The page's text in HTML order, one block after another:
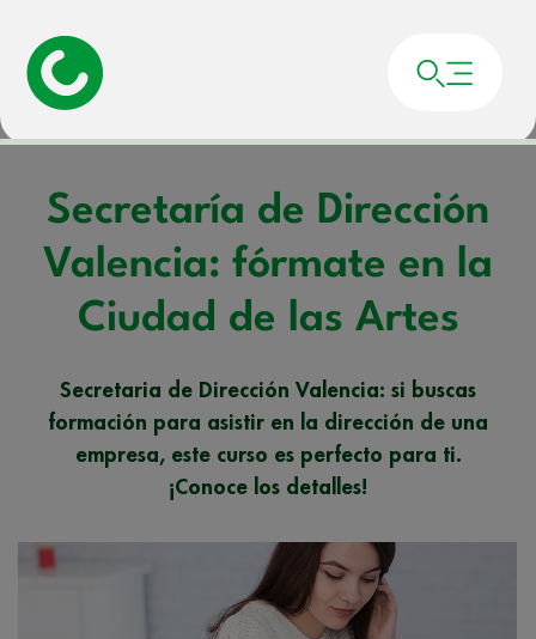
Portada»
Secretaría de Dirección
Valencia: fórmate en la
Ciudad de las Artes
Secretaria de Dirección Valencia: si buscas
formación para asistir en la dirección de una
empresa, este curso es perfecto para ti.
¡Conoce los detalles!